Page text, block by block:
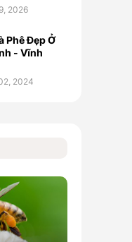
2026
Phê Đẹp Ở
- Vĩnh
2024